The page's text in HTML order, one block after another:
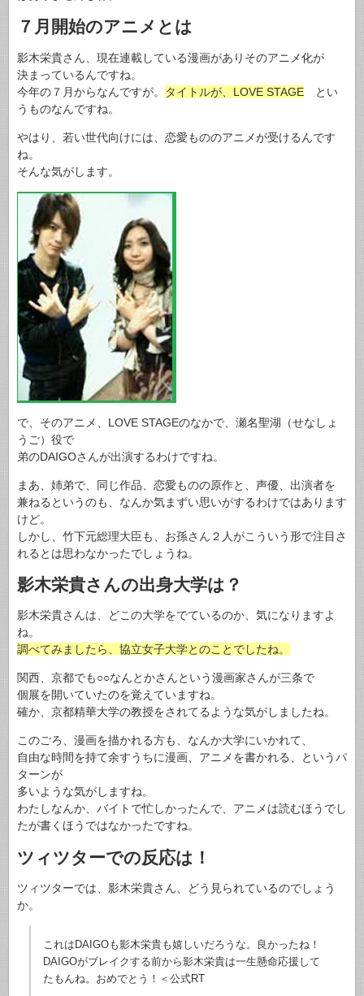
７月開始のアニメとは
影木栄貴さん、現在連載している漫画がありそのアニメ化が
決まっているんですね。
今年の７月からなんですが。
タイトルが、LOVE STAGE とい
うものなんですね。
やはり、若い世代向けには、恋愛もののアニメが受けるんです
ね。
そんな気がします。
で、そのアニメ、LOVE STAGEのなかで、瀬名聖湖（せなしょ
うご）役で
弟のDAIGOさんが出演するわけですね。
まあ、姉弟で、同じ作品、恋愛ものの原作と、声優、出演者を
兼ねるというのも、なんか気まずい思いがするわけではあります
けど。
しかし、竹下元総理大臣も、お孫さん２人がこういう形で注目さ
れるとは思わなかったでしょうね。
影木栄貴さんの出身大学は？
影木栄貴さんは、どこの大学をでているのか、気になりますよ
ね。
調べてみましたら、協立女子大学とのことでしたね。
関西、京都でも○○なんとかさんという漫画家さんが三条で
個展を開いていたのを覚えていますね。
確か、京都精華大学の教授をされてるような気がしましたね。
このごろ、漫画を描かれる方も、なんか大学にいかれて、
自由な時間を持て余すうちに漫画、アニメを書かれる、というパ
ターンが
多いような気がしますね。
わたしなんか、バイトで忙しかったんで、アニメは読むほうでし
たが書くほうではなかったですね。
ツィツターでの反応は！
ツィツターでは、影木栄貴さん、どう見られているのでしょう
か。
これはDAIGOも影木栄貴も嬉しいだろうな。良かったね！
DAIGOがブレイクする前から影木栄貴は一生懸命応援して
たもんね。おめでとう！＜公式RT